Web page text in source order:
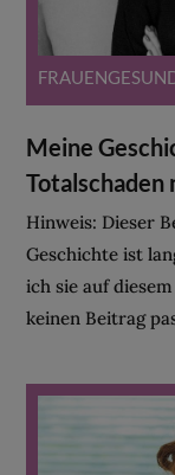
Meine
Totalschaden
Hinweis: Dieser
Geschichte ist
ich sie auf
keinen Beitrag